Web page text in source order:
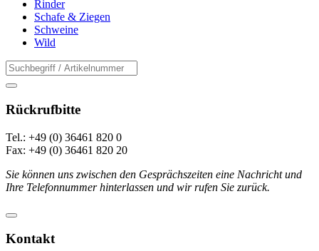
Rinder
Schafe & Ziegen
Schweine
Wild
Rückrufbitte
Tel.: +49 (0) 36461 820 0
Fax: +49 (0) 36461 820 20
Sie können uns zwischen den Gesprächszeiten eine Nachricht und
Ihre Telefonnummer hinterlassen und wir rufen Sie zurück.
Kontakt